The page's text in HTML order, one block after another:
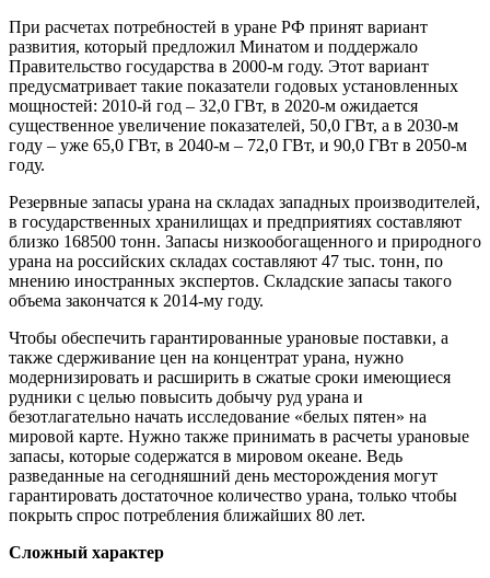
При расчетах потребностей в уране РФ принят вариант
развития, который предложил Минатом и поддержало
Правительство государства в 2000-м году. Этот вариант
предусматривает такие показатели годовых установленных
мощностей: 2010-й год – 32,0 ГВт, в 2020-м ожидается
существенное увеличение показателей, 50,0 ГВт, а в 2030-м
году – уже 65,0 ГВт, в 2040-м – 72,0 ГВт, и 90,0 ГВт в 2050-м
году.
Резервные запасы урана на складах западных производителей,
в государственных хранилищах и предприятиях составляют
близко 168500 тонн. Запасы низкообогащенного и природного
урана на российских складах составляют 47 тыс. тонн, по
мнению иностранных экспертов. Складские запасы такого
объема закончатся к 2014-му году.
Чтобы обеспечить гарантированные урановые поставки, а
также сдерживание цен на концентрат урана, нужно
модернизировать и расширить в сжатые сроки имеющиеся
рудники с целью повысить добычу руд урана и
безотлагательно начать исследование «белых пятен» на
мировой карте. Нужно также принимать в расчеты урановые
запасы, которые содержатся в мировом океане. Ведь
разведанные на сегодняшний день месторождения могут
гарантировать достаточное количество урана, только чтобы
покрыть спрос потребления ближайших 80 лет.
Сложный характер